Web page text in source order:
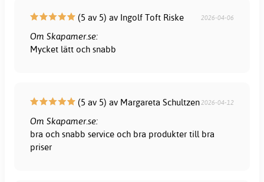
(5 av 5) av Ingolf Toft Riske 2026-04-06
Om Skapamer.se:
Mycket lätt och snabb
(5 av 5) av Margareta Schultzen2026-04-12
Om Skapamer.se:
bra och snabb service och bra produkter till bra
priser